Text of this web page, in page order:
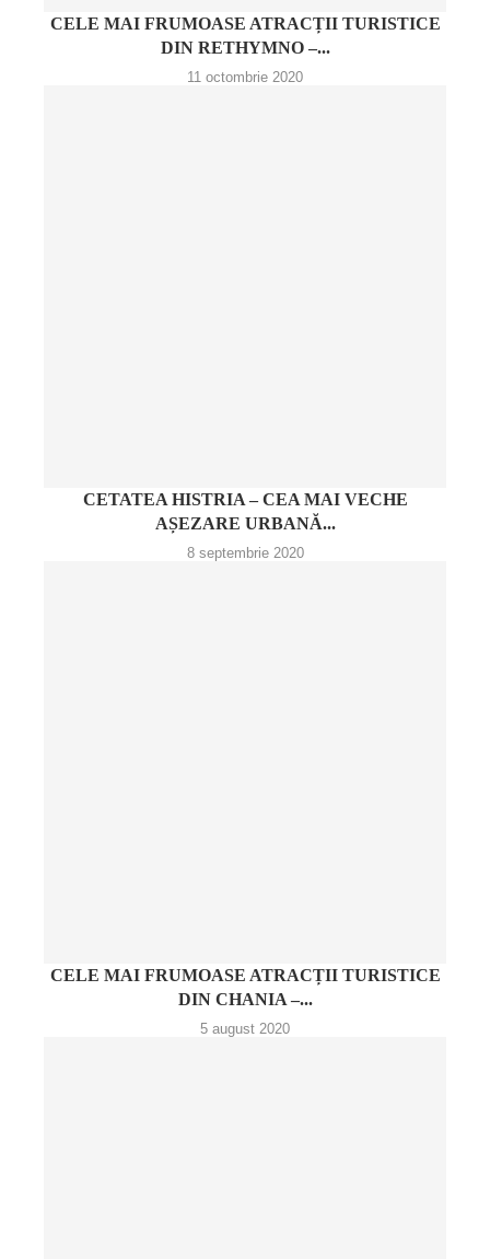
CELE MAI FRUMOASE ATRACȚII TURISTICE
DIN RETHYMNO –...
11 octombrie 2020
CETATEA HISTRIA – CEA MAI VECHE
AȘEZARE URBANĂ...
8 septembrie 2020
CELE MAI FRUMOASE ATRACȚII TURISTICE
DIN CHANIA –...
5 august 2020